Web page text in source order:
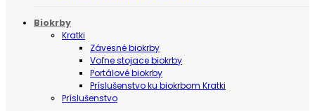
Biokrby
Kratki
Závesné biokrby
Voľne stojace biokrby
Portálové biokrby
Príslušenstvo ku biokrbom Kratki
Príslušenstvo